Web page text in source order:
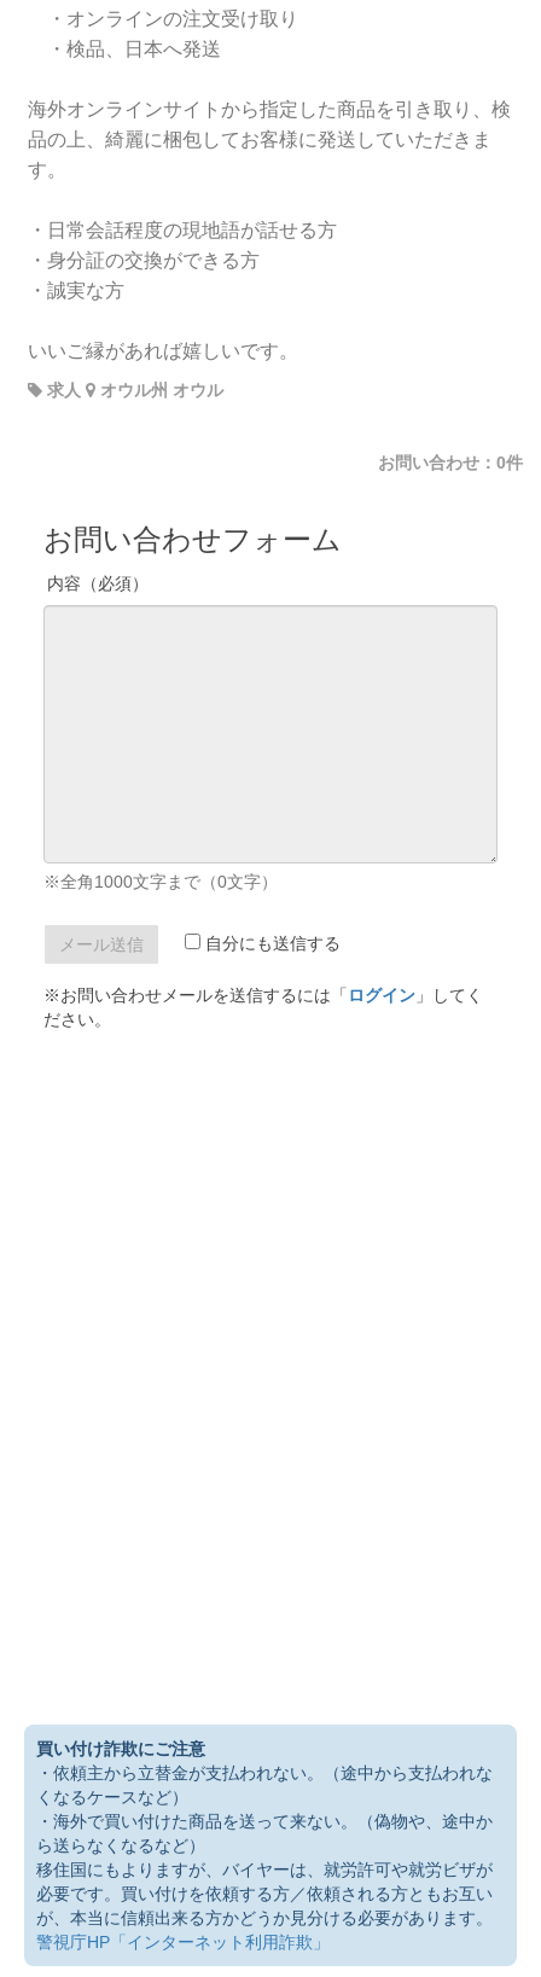
・オンラインの注文受け取り
・検品、日本へ発送
海外オンラインサイトから指定した商品を引き取り、検
品の上、綺麗に梱包してお客様に発送していただきま
す。
・日常会話程度の現地語が話せる方
・身分証の交換ができる方
・誠実な方
いいご縁があれば嬉しいです。
求人 オウル州 オウル
お問い合わせ：0件
お問い合わせフォーム
内容（必須）
※全角1000文字まで（0文字）
自分にも送信する
※お問い合わせメールを送信するには「 ログイン」してく
ださい。
買い付け詐欺にご注意
・依頼主から立替金が支払われない。（途中から支払われな
くなるケースなど）
・海外で買い付けた商品を送って来ない。（偽物や、途中か
ら送らなくなるなど）
移住国にもよりますが、バイヤーは、就労許可や就労ビザが
必要です。買い付けを依頼する方／依頼される方ともお互い
が、本当に信頼出来る方かどうか見分ける必要があります。
警視庁HP「インターネット利用詐欺」